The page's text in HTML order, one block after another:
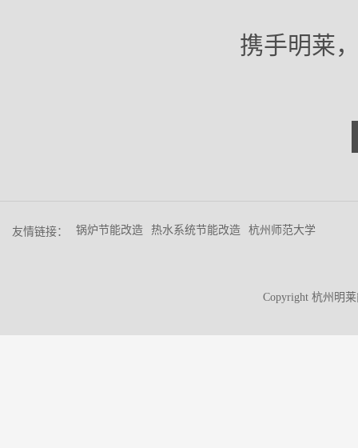
携手明莱
友情链接： 锅炉节能改造 热水系统节能改造 杭州师范大学
Copyright 杭州明